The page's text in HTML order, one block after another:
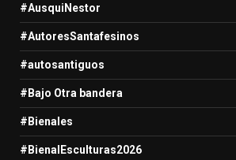
#AusquiNestor
#AutoresSantafesinos
#autosantiguos
#Bajo Otra bandera
#Bienales
#BienalEsculturas2026